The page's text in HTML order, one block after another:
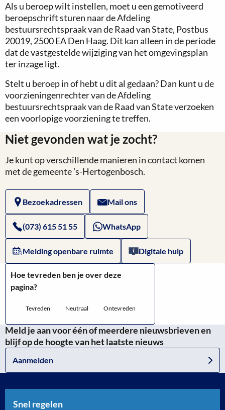
Als u beroep wilt instellen, moet u een gemotiveerd
beroepschrift sturen naar de Afdeling
bestuursrechtspraak van de Raad van State, Postbus
20019, 2500 EA Den Haag. Dit kan alleen in de periode
dat de vastgestelde wijziging van het omgevingsplan
ter inzage ligt.
Stelt u beroep in of hebt u dit al gedaan? Dan kunt u de
voorzieningenrechter van de Afdeling
bestuursrechtspraak van de Raad van State verzoeken
een voorlopige voorziening te treffen.
Niet gevonden wat je zocht?
Je kunt op verschillende manieren in contact komen
met de gemeente ’s-Hertogenbosch.
Bezoekadressen Mail ons
(073) 615 51 55 WhatsApp
Melding openbare ruimte Digitale hulp
Hoe tevreden ben je over deze
pagina?
Tevreden Neutraal Ontevreden
Meld je aan voor één of meerdere nieuwsbrieven en
blijf op de hoogte van het laatste nieuws
Aanmelden
Snel regelen